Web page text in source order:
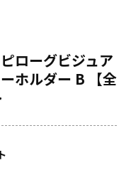
ローグビジュア
ホルダー B 【全